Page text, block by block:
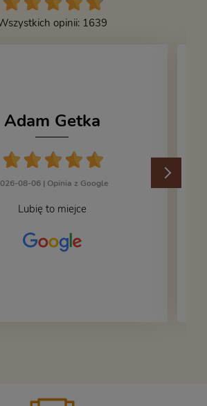
opinii: 1639
Adam Getka
08-06 | Opinia z Google
Lubię to miejce